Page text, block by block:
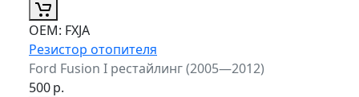
ОЕМ: FXJA
Резистор отопителя
Ford Fusion I рестайлинг (2005—2012)
500р.